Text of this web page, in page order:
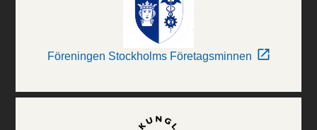
Föreningen Stockholms Företagsminnen